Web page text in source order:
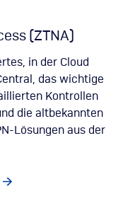
(ZTNA)
in der Cloud
das wichtige
Kontrollen
die altbekannten
Lösungen aus der